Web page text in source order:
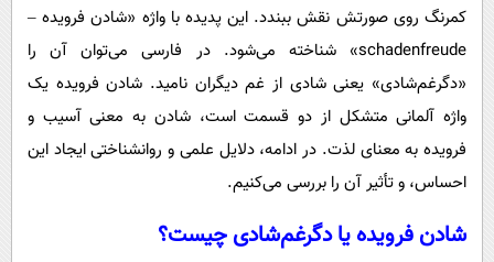
کمرنگ روی صورتش نقش ببندد. این پدیده با واژه «شادن فرویده –
schadenfreude» شناخته می‌شود. در فارسی می‌توان آن را
«دگرغم‌شادی» یعنی شادی از غم دیگران نامید. شادن فرویده یک
واژه آلمانی متشکل از دو قسمت است، شادن به معنی آسیب و
فرویده به معنای لذت. در ادامه، دلایل علمی و روانشناختی ایجاد این
احساس، و تأثیر آن را بررسی می‌کنیم.
شادن فرویده یا دگرغم‌شادی چیست؟